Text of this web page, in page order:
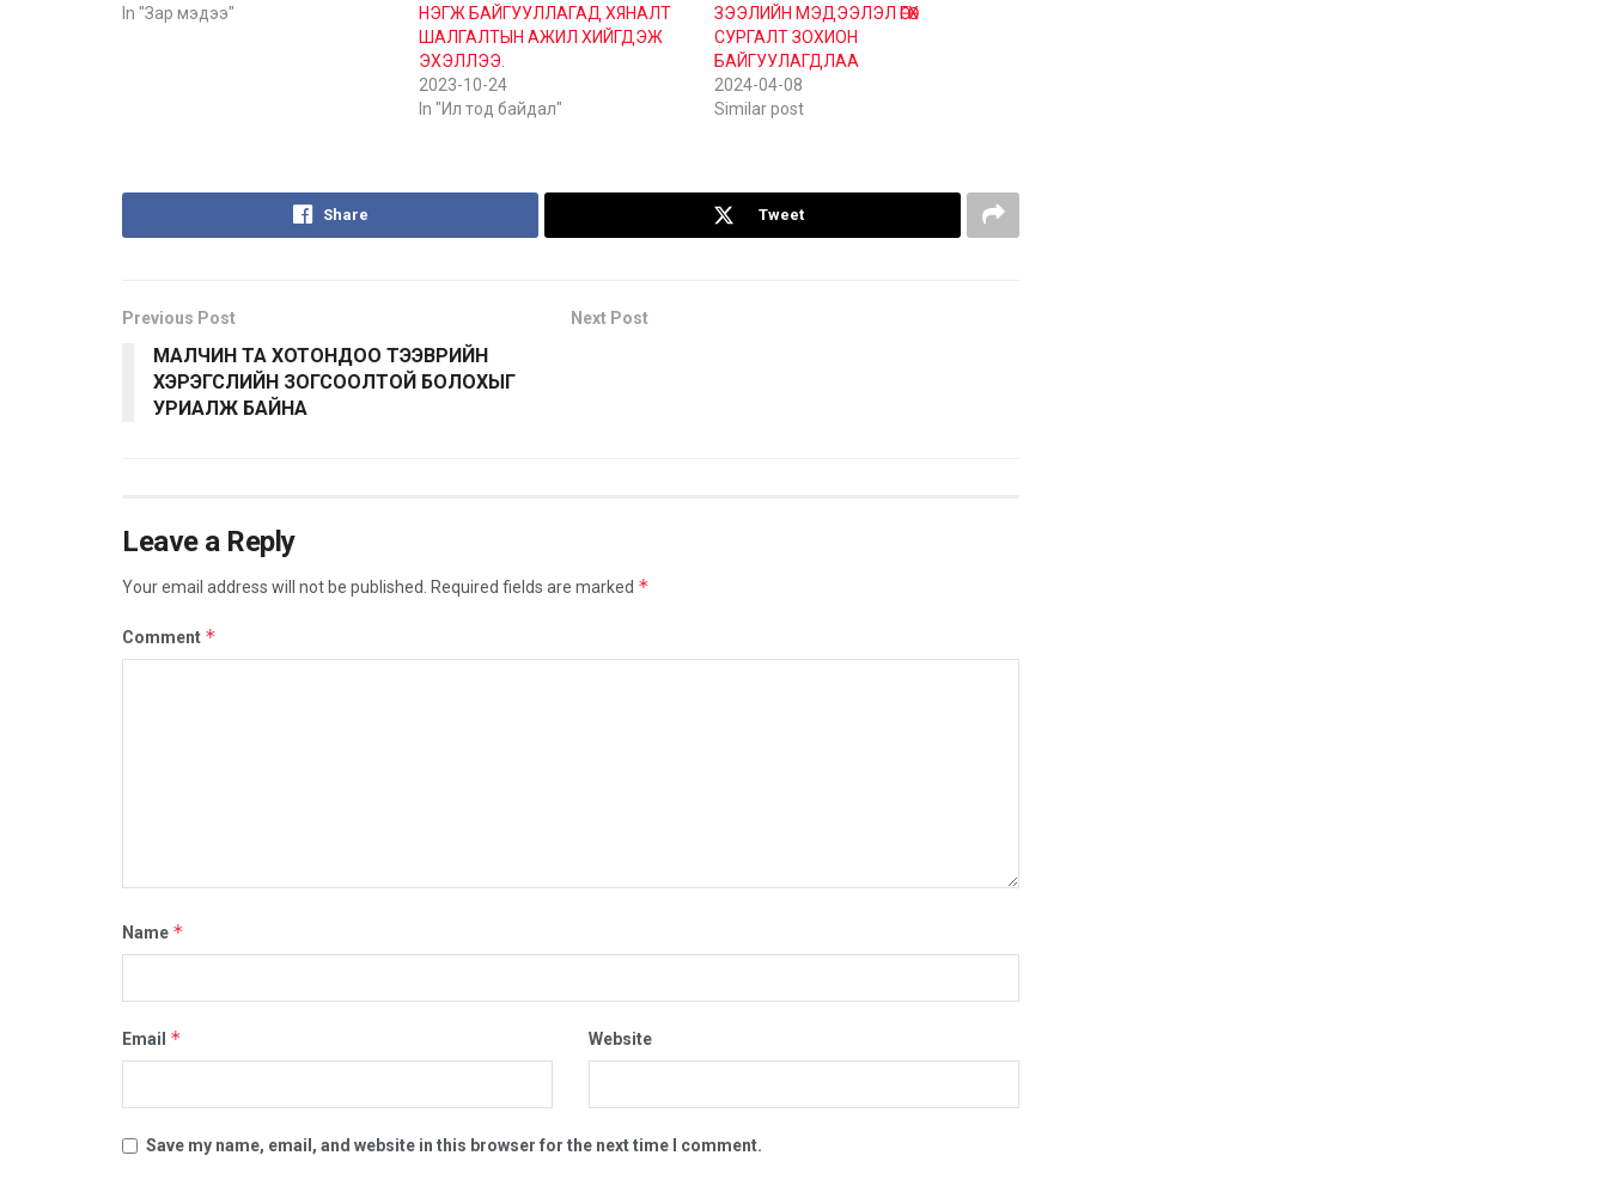
In "Зар мэдээ"
НЭГЖ БАЙГУУЛЛАГАД ХЯНАЛТ
ШАЛГАЛТЫН АЖИЛ ХИЙГДЭЖ
ЭХЭЛЛЭЭ.
2023-10-24
In "Ил тод байдал"
ЗЭЭЛИЙН МЭДЭЭЛЭЛ ӨГӨХ
СУРГАЛТ ЗОХИОН
БАЙГУУЛАГДЛАА
2024-04-08
Similar post
Share Tweet
Previous Post
МАЛЧИН ТА ХОТОНДОО ТЭЭВРИЙН
ХЭРЭГСЛИЙН ЗОГСООЛТОЙ БОЛОХЫГ
УРИАЛЖ БАЙНА
Next Post
Leave a Reply
Your email address will not be published. Required fields are marked *
Comment *
Name *
Email * Website
Save my name, email, and website in this browser for the next time I comment.